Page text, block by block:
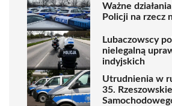
Ważne
Policji na rzecz
Lubaczowscy
nielegalną
indyjskich
Utrudnienia w
35.